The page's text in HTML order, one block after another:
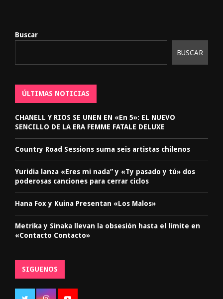
Buscar
BUSCAR
ÚLTIMAS NOTICIAS
CHANELL Y RIOS SE UNEN EN «En 5»: EL NUEVO
SENCILLO DE LA ERA FEMME FATALE DELUXE
Country Road Sessions suma seis artistas chilenos
Yuridia lanza «Eres mi nada” y «Ty pasado y tú» dos
poderosas canciones para cerrar ciclos
Hana Fox y Kuina Presentan «Los Malos»
Metrika y Sinaka llevan la obsesión hasta el límite en
«Contacto Contacto»
SIGUENOS